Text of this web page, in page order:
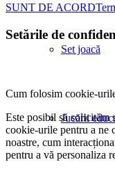
Set joacă
Jucării
SUNT DE ACORD
Setările de
Cum folosim cookie-
Este posibil să
cookie-urile pentru a ne
noastre, cum
pentru a vă personaliza